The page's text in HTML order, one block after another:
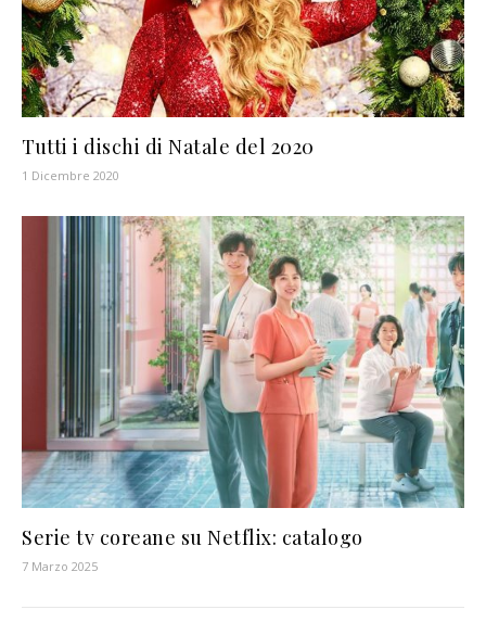
Tutti i dischi di Natale del 2020
1 Dicembre 2020
Serie tv coreane su Netflix: catalogo
7 Marzo 2025